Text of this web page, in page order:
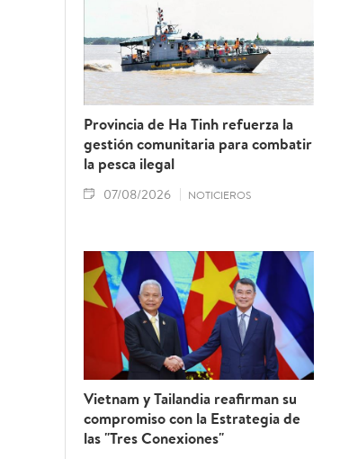
Provincia de Ha Tinh refuerza la
gestión comunitaria para combatir
la pesca ilegal
07/08/2026 NOTICIEROS
Vietnam y Tailandia reafirman su
compromiso con la Estrategia de
las "Tres Conexiones"